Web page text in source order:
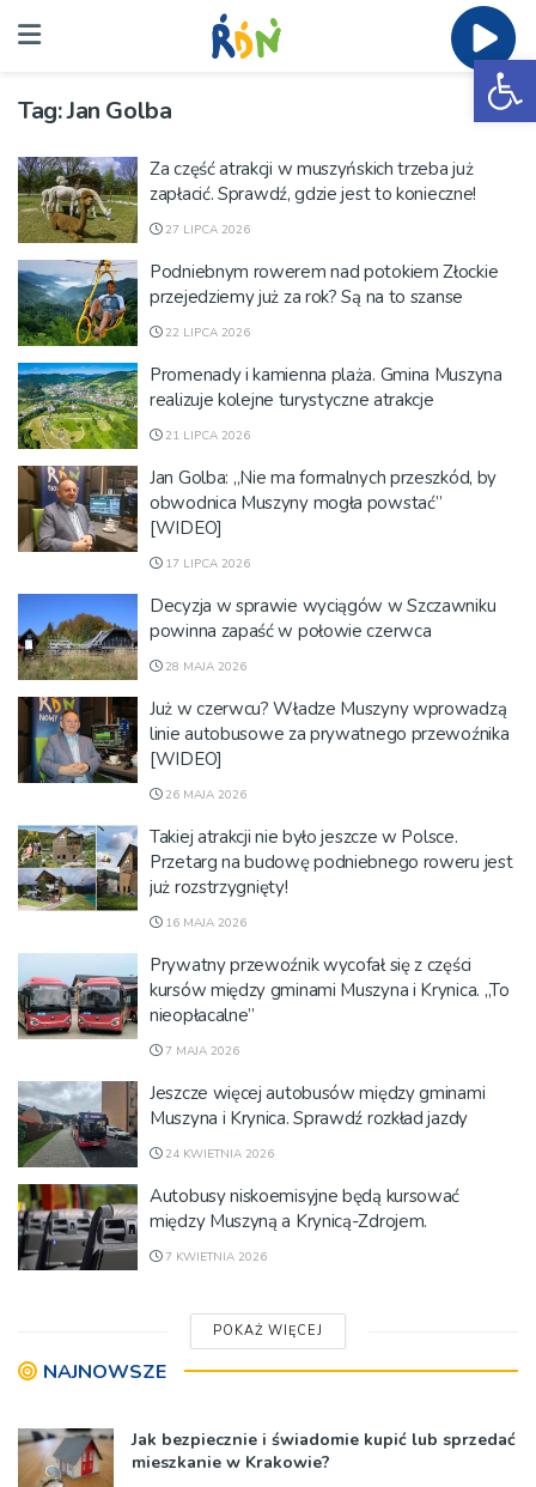
Tag:Jan Golba
Za część atrakcji w muszyńskich trzeba już
zapłacić. Sprawdź, gdzie jest to konieczne!
27 LIPCA 2026
Podniebnym rowerem nad potokiem Złockie
przejedziemy już za rok? Są na to szanse
22 LIPCA 2026
Promenady i kamienna plaża. Gmina Muszyna
realizuje kolejne turystyczne atrakcje
21 LIPCA 2026
Jan Golba: „Nie ma formalnych przeszkód, by
obwodnica Muszyny mogła powstać”
[WIDEO]
17 LIPCA 2026
Decyzja w sprawie wyciągów w Szczawniku
powinna zapaść w połowie czerwca
28 MAJA 2026
Już w czerwcu? Władze Muszyny wprowadzą
linie autobusowe za prywatnego przewoźnika
[WIDEO]
26 MAJA 2026
Takiej atrakcji nie było jeszcze w Polsce.
Przetarg na budowę podniebnego roweru jest
już rozstrzygnięty!
16 MAJA 2026
Prywatny przewoźnik wycofał się z części
kursów między gminami Muszyna i Krynica. „To
nieopłacalne”
7 MAJA 2026
Jeszcze więcej autobusów między gminami
Muszyna i Krynica. Sprawdź rozkład jazdy
24 KWIETNIA 2026
Autobusy niskoemisyjne będą kursować
między Muszyną a Krynicą-Zdrojem.
7 KWIETNIA 2026
POKAŻ WIĘCEJ
NAJNOWSZE
Jak bezpiecznie i świadomie kupić lub sprzedać
mieszkanie w Krakowie?